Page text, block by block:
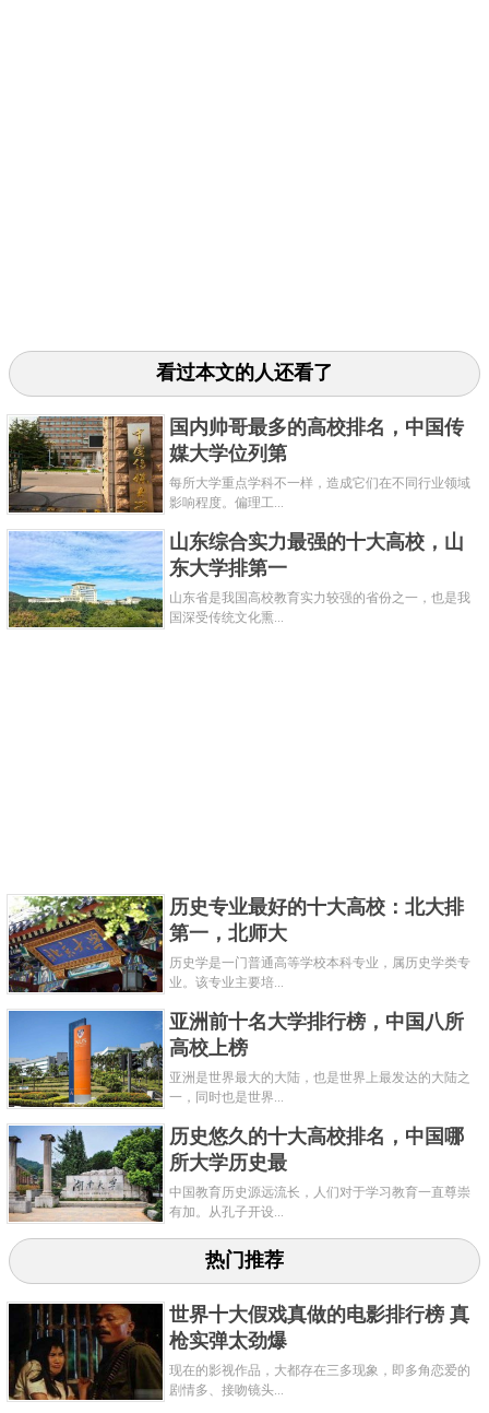
西南政法大学是一所由教育部和重庆市共建的一
所高校，改革开放后首批国家重点大学，国家首批卓
越法律人才教育培养基地，1993年被批准成为博士学
位授权单位，2003年被确认为国家首批法学一级学科
博士学位授权单位。
关键字：高校
共3页: 上一页 1 2 3 下一页
看过本文的人还看了
国内帅哥最多的高校排名，中国传
媒大学位列第
每所大学重点学科不一样，造成它们在不同行业领域
影响程度。偏理工...
山东综合实力最强的十大高校，山
东大学排第一
山东省是我国高校教育实力较强的省份之一，也是我
国深受传统文化熏...
历史专业最好的十大高校：北大排
第一，北师大
历史学是一门普通高等学校本科专业，属历史学类专
业。该专业主要培...
亚洲前十名大学排行榜，中国八所
高校上榜
亚洲是世界最大的大陆，也是世界上最发达的大陆之
一，同时也是世界...
历史悠久的十大高校排名，中国哪
所大学历史最
中国教育历史源远流长，人们对于学习教育一直尊崇
有加。从孔子开设...
热门推荐
世界十大假戏真做的电影排行榜 真
枪实弹太劲爆
现在的影视作品，大都存在三多现象，即多角恋爱的
剧情多、接吻镜头...